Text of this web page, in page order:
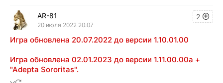
2
AR-81
20 июля 2022 20:07
Игра обновлена 20.07.2022 до версии 1.10.01.00
Игра обновлена 02.01.2023 до версии 1.11.00.00a +
"Adepta Sororitas".